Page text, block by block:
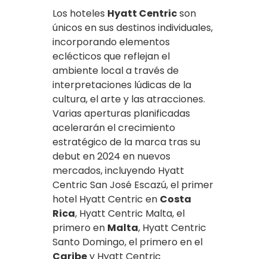
Los hoteles Hyatt Centricson
únicos en sus destinos individuales,
incorporando elementos
eclécticos que reflejan el
ambiente local a través de
interpretaciones lúdicas de la
cultura, el arte y las atracciones.
Varias aperturas planificadas
acelerarán el crecimiento
estratégico de la marca tras su
debut en 2024 en nuevos
mercados, incluyendo Hyatt
Centric San José Escazú, el primer
hotel Hyatt Centric en Costa
Rica, Hyatt Centric Malta, el
primero en Malta, Hyatt Centric
Santo Domingo, el primero en el
Caribey Hyatt Centric